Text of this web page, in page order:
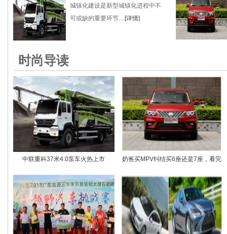
城镇化建设是新型城镇化进程中不
可或缺的重要环节....[详情]
时尚导读
中联重科37米4.0泵车火热上市 奶爸买MPV纠结买6座还是7座，看完